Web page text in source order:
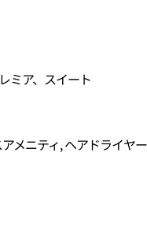
ミア、スイート
メニティ, ヘアドライヤ